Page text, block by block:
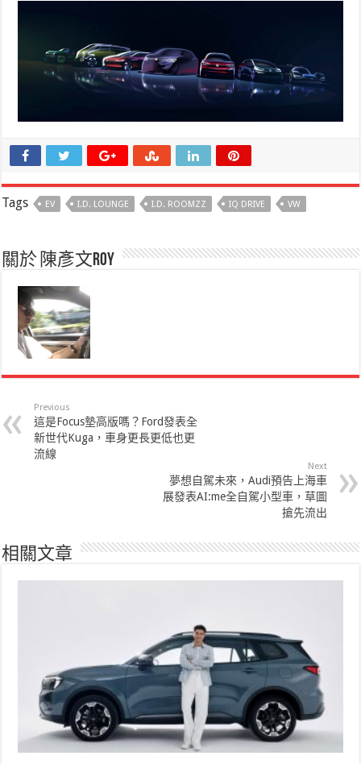
Tags EV I.D. LOUNGE I.D. ROOMZZ IQ DRIVE VW
關於 陳彥文Roy
Previous
這是Focus墊高版嗎？Ford發表全
新世代Kuga，車身更長更低也更
流線
Next
夢想自駕未來，Audi預告上海車
展發表AI:me全自駕小型車，草圖
搶先流出
相關文章